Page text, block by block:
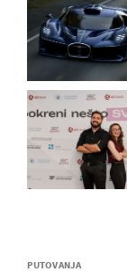
PUTOVANJA